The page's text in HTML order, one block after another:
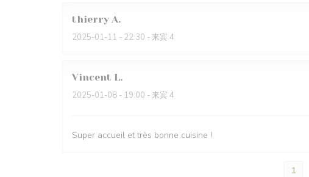
thierry A
2025-01-11 - 22:30 - 来宾 4
Vincent L
2025-01-08 - 19:00 - 来宾 4
Super accueil et très bonne cuisine !
1